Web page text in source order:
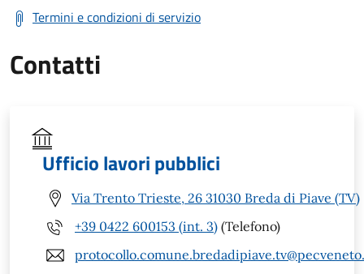
Termini e condizioni di servizio
Contatti
Ufficio lavori pubblici
Via Trento Trieste, 26 31030 Breda di Piave (TV)
+39 0422 600153 (int. 3) (Telefono)